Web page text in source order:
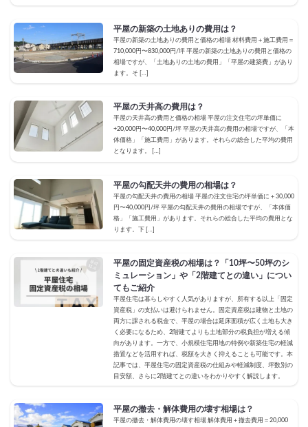
平屋の新築の土地ありの費用は？
平屋の新築の土地ありの費用と価格の相場 材料費用＋施工費用＝
710,000円〜830,000円/坪 平屋の新築の土地ありの費用と価格の
相場ですが、「土地ありの土地の費用」「平屋の建築費」があり
ます。そ […]
平屋の天井高の費用は？
平屋の天井高の費用と価格の相場 平屋の注文住宅の坪単価に
+20,000円〜40,000円/坪 平屋の天井高の費用の相場ですが、「本
体価格」「施工費用」があります。それらの総合した平均の費用
となります。 […]
平屋の勾配天井の費用の相場は？
平屋の勾配天井の費用の相場 平屋の注文住宅の坪単価に＋30,000
円〜40,000円/坪 平屋の勾配天井の費用の相場ですが、「本体価
格」「施工費用」があります。それらの総合した平均の費用とな
ります。下 […]
平屋の固定資産税の相場は？「10坪〜50坪のシ
ミュレーション」や「2階建てとの違い」につい
てもご紹介
平屋住宅は暮らしやすく人気がありますが、所有する以上「固定
資産税」の支払いは避けられません。固定資産税は建物と土地の
両方に課される税金で、平屋の場合は延床面積が広く土地も大き
く必要になるため、2階建てよりも土地部分の税負担が増える傾
向があります。一方で、小規模住宅用地の特例や新築住宅の軽減
措置などを活用すれば、税額を大きく抑えることも可能です。本
記事では、平屋住宅の固定資産税の仕組みや軽減制度、坪数別の
目安額、さらに2階建てとの違いをわかりやすく解説します。
平屋の撤去・解体費用の壊す相場は？
平屋の撤去・解体費用の壊す相場 解体費用＋撤去費用＝20,000